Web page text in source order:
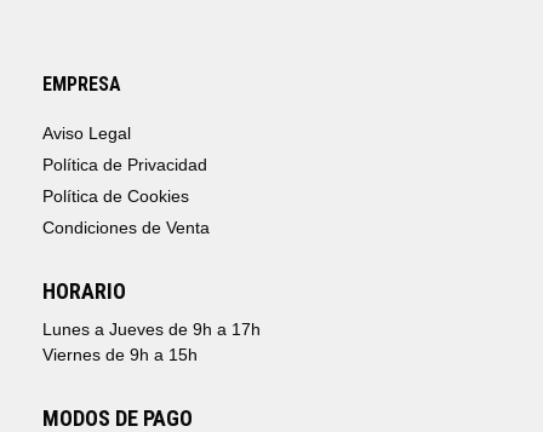
EMPRESA
Aviso Legal
Política de Privacidad
Política de Cookies
Condiciones de Venta
HORARIO
Lunes a Jueves de 9h a 17h
Viernes de 9h a 15h
MODOS DE PAGO